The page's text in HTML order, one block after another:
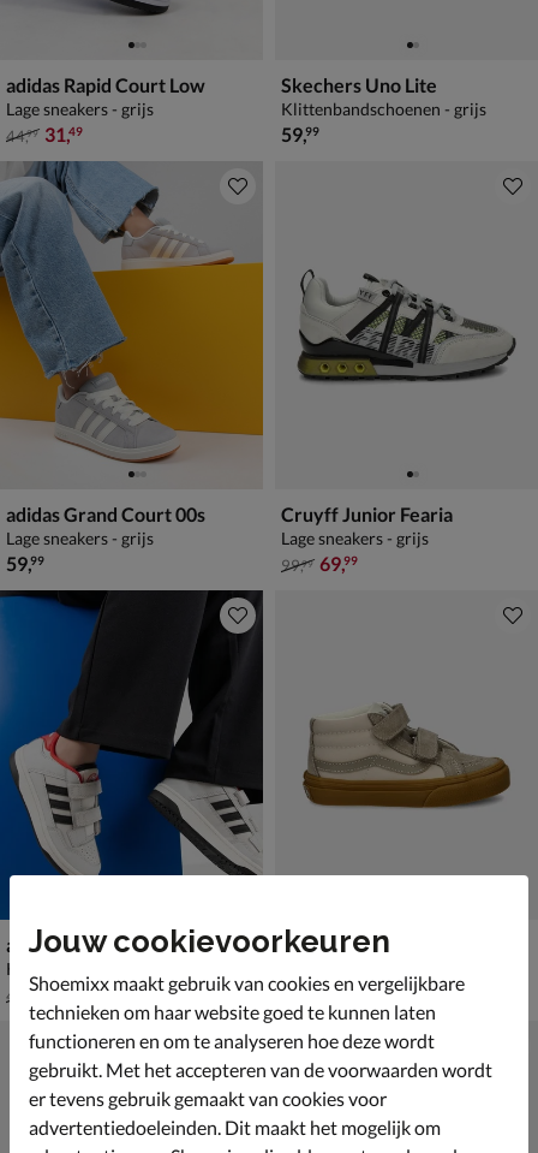
adidas Rapid Court Low
Lage sneakers - grijs
van € 44,99 voor € 31,49
44,99 31,49
Skechers Uno Lite
Klittenbandschoenen - grijs
€ 59,99
59,99
adidas Grand Court 00s
Lage sneakers - grijs
€ 59,99
59,99
Cruyff Junior Fearia
Lage sneakers - grijs
van € 99,99 voor € 69,99
99,99 69,99
adidas Rapid Court Low
Klittenbandschoenen - grijs
van € 44,99 voor € 31,49
44 99 31,49
Vans SK-8 Mid
van € 59,99 voor € 41,99
59, 99 41,99
Jouw cookievoorkeuren
Shoemixx maakt gebruik van cookies en vergelijkbare
technieken om haar website goed te kunnen laten
functioneren en om te analyseren hoe deze wordt
gebruikt. Met het accepteren van de voorwaarden wordt
er tevens gebruik gemaakt van cookies voor
advertentiedoeleinden. Dit maakt het mogelijk om